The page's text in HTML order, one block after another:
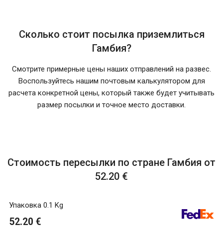
Сколько стоит посылка приземлиться
Гамбия?
Смотрите примерные цены наших отправлений на развес.
Воспользуйтесь нашим почтовым калькулятором для
расчета конкретной цены, который также будет учитывать
размер посылки и точное место доставки.
Стоимость пересылки по стране Гамбия от
52.20 €
Упаковка 0.1 Kg
52.20 €